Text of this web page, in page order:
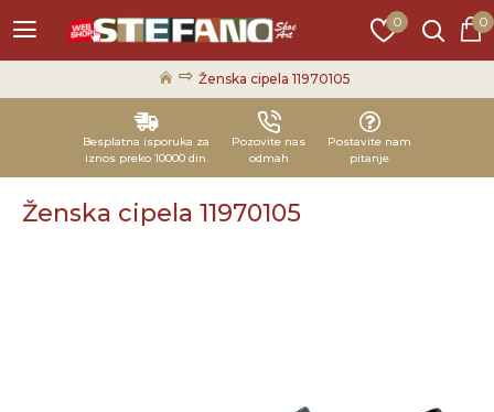
0 0
Ženska cipela 11970105
Besplatna isporuka za
iznos preko 10000 din.
Pozovite nas
odmah
Postavite nam
pitanje
Ženska cipela 11970105